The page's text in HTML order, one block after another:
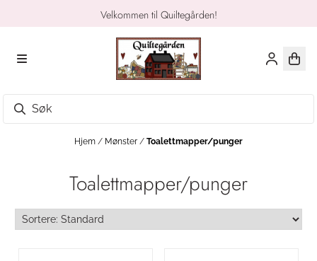
Velkommen til Quiltegården!
Hjem / Mønster / Toalettmapper/punger
Toalettmapper/punger